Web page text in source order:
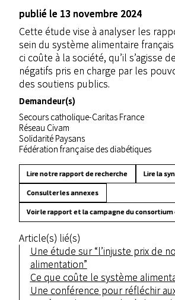
publié le 13 novembre 2024
Cette étude vise à analyser les
sein du système alimentaire
ci coûte à la société, qu’il s’agisse
négatifs pris en charge par les
des soutiens publics.
Demandeur(s)
Secours catholique-Caritas France
Réseau Civam
Solidarité Paysans
Fédération française des diabétiques
Lire notre rapport de recherche Lire la
Consulter les annexes
Voir le rapport et la campagne du consortium
Article(s) lié(s)
Une étude sur “l’injuste prix de
alimentation”
Ce que coûte le système
Une conférence pour réfléchir